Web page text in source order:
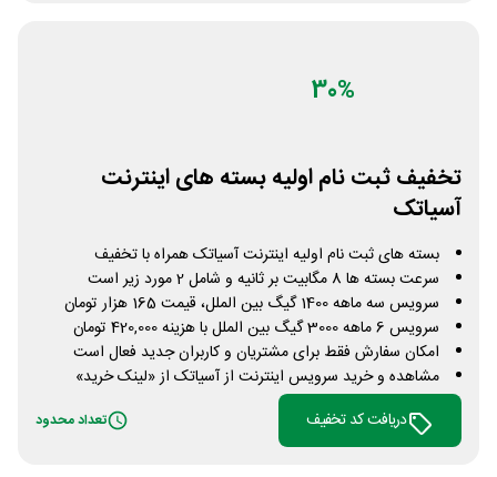
30%
تخفیف ثبت نام اولیه بسته های اینترنت
آسیاتک
بسته های ثبت نام اولیه اینترنت آسیاتک همراه با تخفیف
سرعت بسته ها 8 مگابیت بر ثانیه و شامل 2 مورد زیر است
سرویس سه ماهه 1400 گیگ بین الملل، قیمت 165 هزار تومان
سرویس 6 ماهه 3000 گیگ بین الملل با هزینه 420,000 تومان
امکان سفارش فقط برای مشتریان و کاربران جدید فعال است
مشاهده و خرید سرویس اینترنت از آسیاتک از «لینک خرید»
دریافت کد تخفیف
تعداد محدود